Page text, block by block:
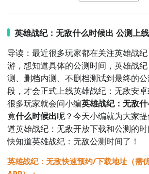
最直接的方法就是到九游APP进行下载
海量的精品游戏下载，
在九游客户端搜索栏中输入英雄战纪
点击进入到游戏专区中，如图所示：
就不用四处寻求游戏下载包，简简单单
安装了，同时​还有大量的安卓手机游
九游APP下载【高速下
英雄战纪：无敌什么时候出 公测上
导读：最近很多玩家都在关注英雄战
游，想知道具体的公测时间，英雄战
测、删档内测、不删档测试到最终的
段，才会正式上线英雄战纪：无敌安
很多玩家就会问小编英雄战纪：无敌
竟什么时候出呢？今天小编就为大家
道英雄战纪：无敌开放下载和公测的
快知道英雄战纪：无敌公测时间了！
英雄战纪：无敌快速预约/下载地址（需